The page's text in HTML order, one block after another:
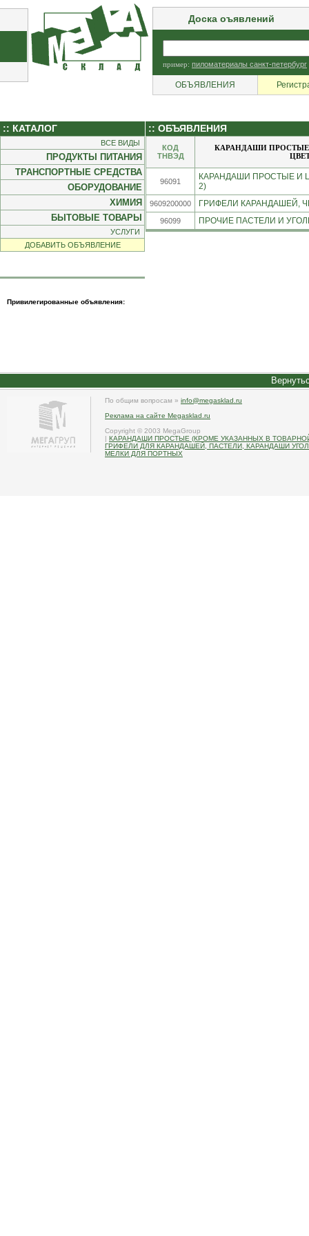
Доска оъявлений
пример: пиломатериалы санкт-петербург
ОБЪЯВЛЕНИЯ
:: КАТАЛОГ
ВСЕ ВИДЫ
ПРОДУКТЫ ПИТАНИЯ
ТРАНСПОРТНЫЕ СРЕДСТВА
ОБОРУДОВАНИЕ
ХИМИЯ
БЫТОВЫЕ ТОВАРЫ
УСЛУГИ
ДОБАВИТЬ ОБЪЯВЛЕНИЕ
Привилегированные объявления:
:: ОБЪЯВЛЕНИЯ
КОД
ТНВЭД
КАРАНДАШИ ПРОСТЫЕ
96091
КАРАНДАШИ ПРОСТЫЕ И
2)
9609200000 ГРИФЕЛИ КАРАНДАШЕЙ,
96099 ПРОЧИЕ ПАСТЕЛИ И
По общим вопросам » info@megasklad.ru
Реклама на сайте Megasklad.ru
Copyright © 2003 MegaGroup
| КАРАНДАШИ ПРОСТЫЕ (КРОМЕ УКАЗАННЫХ В
ГРИФЕЛИ ДЛЯ КАРАНДАШЕЙ, ПАСТЕЛИ, КАРАНДАШИ
МЕЛКИ ДЛЯ ПОРТНЫХ